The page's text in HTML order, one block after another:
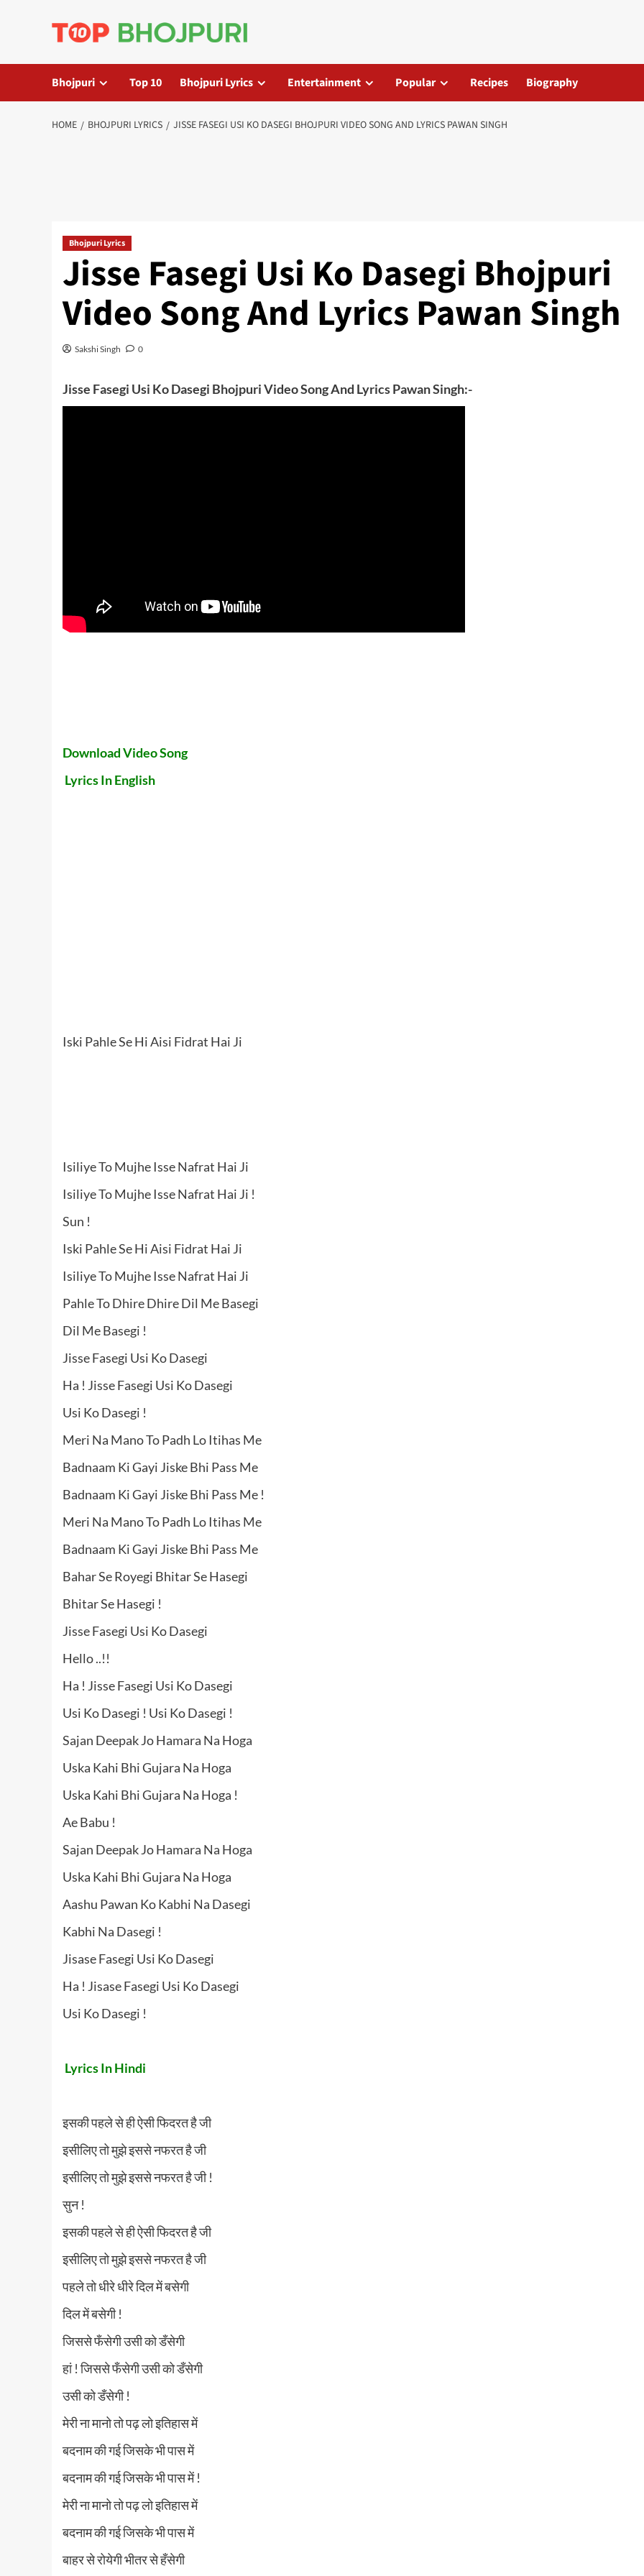
Bhojpuri Top 10 Bhojpuri Lyrics Entertainment Popular Recipes Biography
HOME BHOJPURI LYRICS JISSE FASEGI USI KO DASEGI BHOJPURI VIDEO SONG AND LYRICS PAWAN SINGH
Bhojpuri Lyrics
Jisse Fasegi Usi Ko Dasegi Bhojpuri
Video Song And Lyrics Pawan Singh
Sakshi Singh 0
Jisse Fasegi Usi Ko Dasegi Bhojpuri Video Song And Lyrics Pawan Singh:-
Download Video Song
Lyrics In English
Iski Pahle Se Hi Aisi Fidrat Hai Ji
Isiliye To Mujhe Isse Nafrat Hai Ji
Isiliye To Mujhe Isse Nafrat Hai Ji !
Sun !
Iski Pahle Se Hi Aisi Fidrat Hai Ji
Isiliye To Mujhe Isse Nafrat Hai Ji
Pahle To Dhire Dhire Dil Me Basegi
Dil Me Basegi !
Jisse Fasegi Usi Ko Dasegi
Ha ! Jisse Fasegi Usi Ko Dasegi
Usi Ko Dasegi !
Meri Na Mano To Padh Lo Itihas Me
Badnaam Ki Gayi Jiske Bhi Pass Me
Badnaam Ki Gayi Jiske Bhi Pass Me !
Meri Na Mano To Padh Lo Itihas Me
Badnaam Ki Gayi Jiske Bhi Pass Me
Bahar Se Royegi Bhitar Se Hasegi
Bhitar Se Hasegi !
Jisse Fasegi Usi Ko Dasegi
Hello ..!!
Ha ! Jisse Fasegi Usi Ko Dasegi
Usi Ko Dasegi ! Usi Ko Dasegi !
Sajan Deepak Jo Hamara Na Hoga
Uska Kahi Bhi Gujara Na Hoga
Uska Kahi Bhi Gujara Na Hoga !
Ae Babu !
Sajan Deepak Jo Hamara Na Hoga
Uska Kahi Bhi Gujara Na Hoga
Aashu Pawan Ko Kabhi Na Dasegi
Kabhi Na Dasegi !
Jisase Fasegi Usi Ko Dasegi
Ha ! Jisase Fasegi Usi Ko Dasegi
Usi Ko Dasegi !
Lyrics In Hindi
इसकी पहले से ही ऐसी फिदरत है जी
इसीलिए तो मुझे इससे नफरत है जी
इसीलिए तो मुझे इससे नफरत है जी !
सुन !
इसकी पहले से ही ऐसी फिदरत है जी
इसीलिए तो मुझे इससे नफरत है जी
पहले तो धीरे धीरे दिल में बसेगी
दिल में बसेगी !
जिससे फँसेगी उसी को डँसेगी
हां ! जिससे फँसेगी उसी को डँसेगी
उसी को डँसेगी !
मेरी ना मानो तो पढ़ लो इतिहास में
बदनाम की गई जिसके भी पास में
बदनाम की गई जिसके भी पास में !
मेरी ना मानो तो पढ़ लो इतिहास में
बदनाम की गई जिसके भी पास में
बाहर से रोयेगी भीतर से हँसेगी